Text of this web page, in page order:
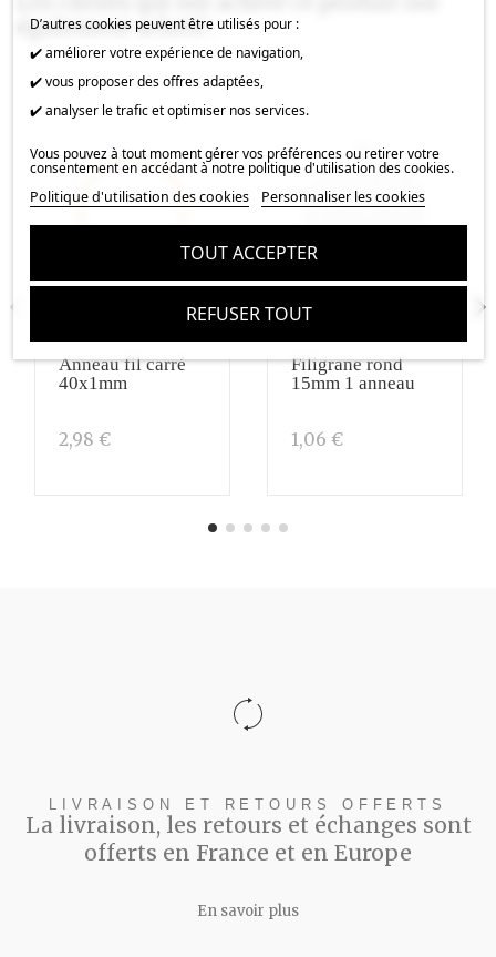
également acheté :
Anneau fil carré
40x1mm
2,98 €
Filigrane rond
15mm 1 anneau
1,06 €
LIVRAISON ET RETOURS OFFERTS
La livraison, les retours et échanges sont
offerts en France et en Europe
En savoir plus
D’autres cookies peuvent être utilisés pour :
✔️ améliorer votre expérience de navigation,
✔️ vous proposer des offres adaptées,
✔️ analyser le trafic et optimiser nos services.
Vous pouvez à tout moment gérer vos préférences ou retirer votre
consentement en accédant à notre politique d'utilisation des cookies.
Politique d'utilisation des cookies
Personnaliser les cookies
REFUSER TOUT
TOUT ACCEPTER